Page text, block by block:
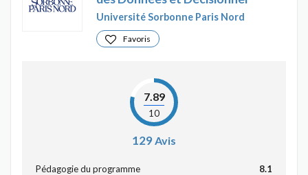
Université Sorbonne Paris Nord
Favoris
7.89
10
129Avis
Pédagogie du programme 8.1